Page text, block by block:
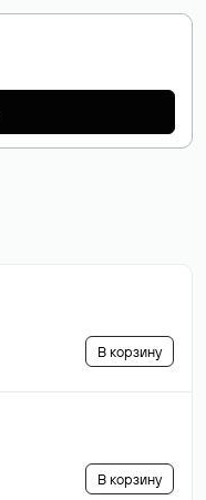
В корзину
В корзину